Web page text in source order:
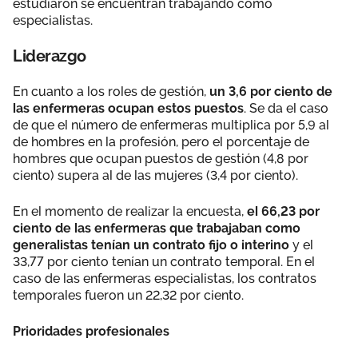
estudiaron se encuentran trabajando como
especialistas.
Liderazgo
En cuanto a los roles de gestión, un 3,6 por ciento de
las enfermeras ocupan estos puestos. Se da el caso
de que el número de enfermeras multiplica por 5,9 al
de hombres en la profesión, pero el porcentaje de
hombres que ocupan puestos de gestión (4,8 por
ciento) supera al de las mujeres (3,4 por ciento).
En el momento de realizar la encuesta, el 66,23 por
ciento de las enfermeras que trabajaban como
generalistas tenían un contrato fijo o interino y el
33,77 por ciento tenían un contrato temporal. En el
caso de las enfermeras especialistas, los contratos
temporales fueron un 22,32 por ciento.
Prioridades profesionales